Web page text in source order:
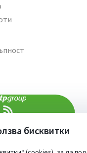
бисквитки
ни